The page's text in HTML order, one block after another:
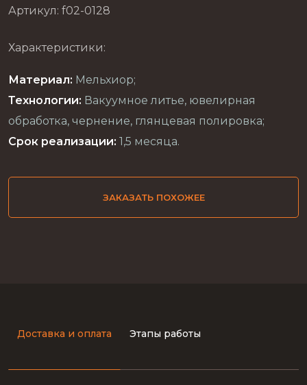
Артикул: f02-0128
Характеристики:
Материал: Мельхиор;
Технологии: Вакуумное литье, ювелирная
обработка, чернение, глянцевая полировка;
Срок реализации: 1,5 месяца.
ЗАКАЗАТЬ ПОХОЖЕЕ
Доставка и оплата Этапы работы